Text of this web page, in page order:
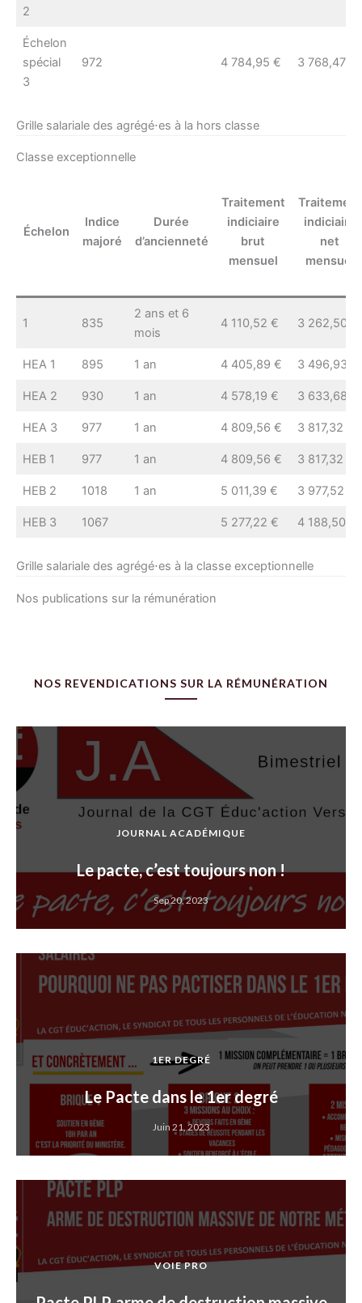
2
Échelon
spécial
3
972 4 784,95 € 3 768,47 €
Grille salariale des agrégé⋅es à la hors classe
Classe exceptionnelle
Échelon
Indice
majoré
Durée
d’ancienneté
Traitement
indiciaire
brut
mensuel
Traitement
indiciaire
net
mensuel
1 835
2 ans et 6
mois
4 110,52 € 3 262,50 €
HEA 1 895 1 an 4 405,89 € 3 496,93 €
HEA 2 930 1 an 4 578,19 € 3 633,68 €
HEA 3 977 1 an 4 809,56 € 3 817,32 €
HEB 1 977 1 an 4 809,56 € 3 817,32 €
HEB 2 1018 1 an 5 011,39 € 3 977,52 €
HEB 3 1067 5 277,22 € 4 188,50 €
Grille salariale des agrégé⋅es à la classe exceptionnelle
Nos publications sur la rémunération
NOS REVENDICATIONS SUR LA RÉMUNÉRATION
JOURNAL ACADÉMIQUE
Le pacte, c’est toujours non !
Sep 20, 2023
1ER DEGRÉ
Le Pacte dans le 1er degré
Juin 21, 2023
VOIE PRO